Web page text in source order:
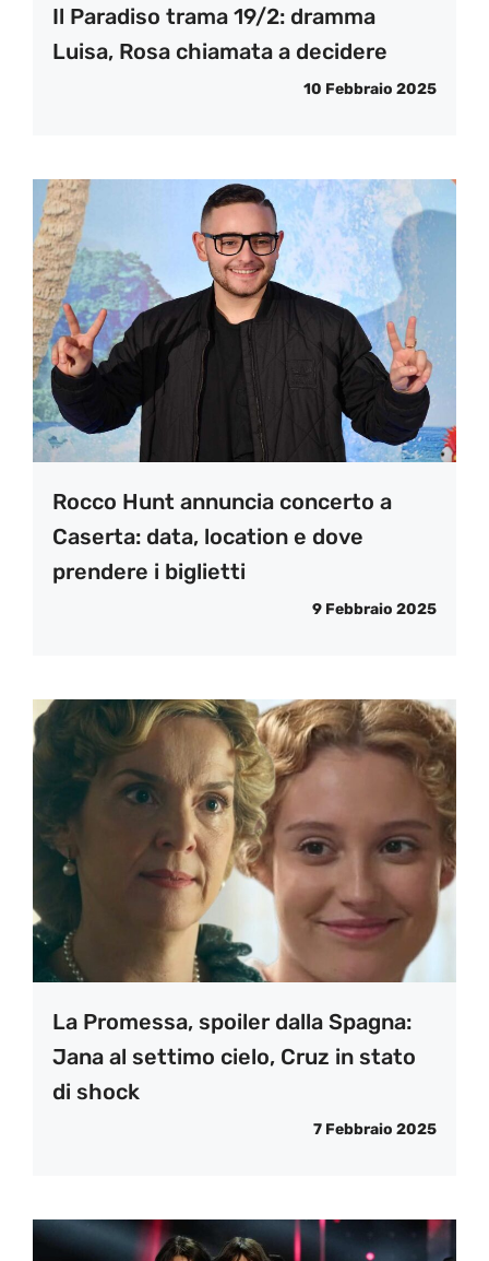
Il Paradiso trama 19/2: dramma
Luisa, Rosa chiamata a decidere
10 Febbraio 2025
Rocco Hunt annuncia concerto a
Caserta: data, location e dove
prendere i biglietti
9 Febbraio 2025
La Promessa, spoiler dalla Spagna:
Jana al settimo cielo, Cruz in stato
di shock
7 Febbraio 2025